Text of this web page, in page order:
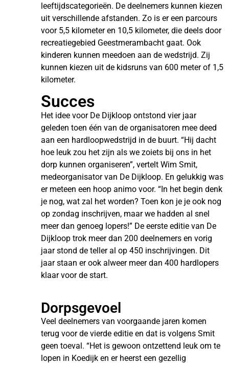
leeftijdscategorieën. De deelnemers kunnen kiezen
uit verschillende afstanden. Zo is er een parcours
voor 5,5 kilometer en 10,5 kilometer, die deels door
recreatiegebied Geestmerambacht gaat. Ook
kinderen kunnen meedoen aan de wedstrijd. Zij
kunnen kiezen uit de kidsruns van 600 meter of 1,5
kilometer.
Succes
Het idee voor De Dijkloop ontstond vier jaar
geleden toen één van de organisatoren mee deed
aan een hardloopwedstrijd in de buurt. “Hij dacht
hoe leuk zou het zijn als we zoiets bij ons in het
dorp kunnen organiseren”, vertelt Wim Smit,
medeorganisator van De Dijkloop. En gelukkig was
er meteen een hoop animo voor. “In het begin denk
je nog, wat zal het worden? Toen kon je je ook nog
op zondag inschrijven, maar we hadden al snel
meer dan genoeg lopers!” De eerste editie van De
Dijkloop trok meer dan 200 deelnemers en vorig
jaar stond de teller al op 450 inschrijvingen. Dit
jaar staan er ook alweer meer dan 400 hardlopers
klaar voor de start.
Dorpsgevoel
Veel deelnemers van voorgaande jaren komen
terug voor de vierde editie en dat is volgens Smit
geen toeval. “Het is gewoon ontzettend leuk om te
lopen in Koedijk en er heerst een gezellig